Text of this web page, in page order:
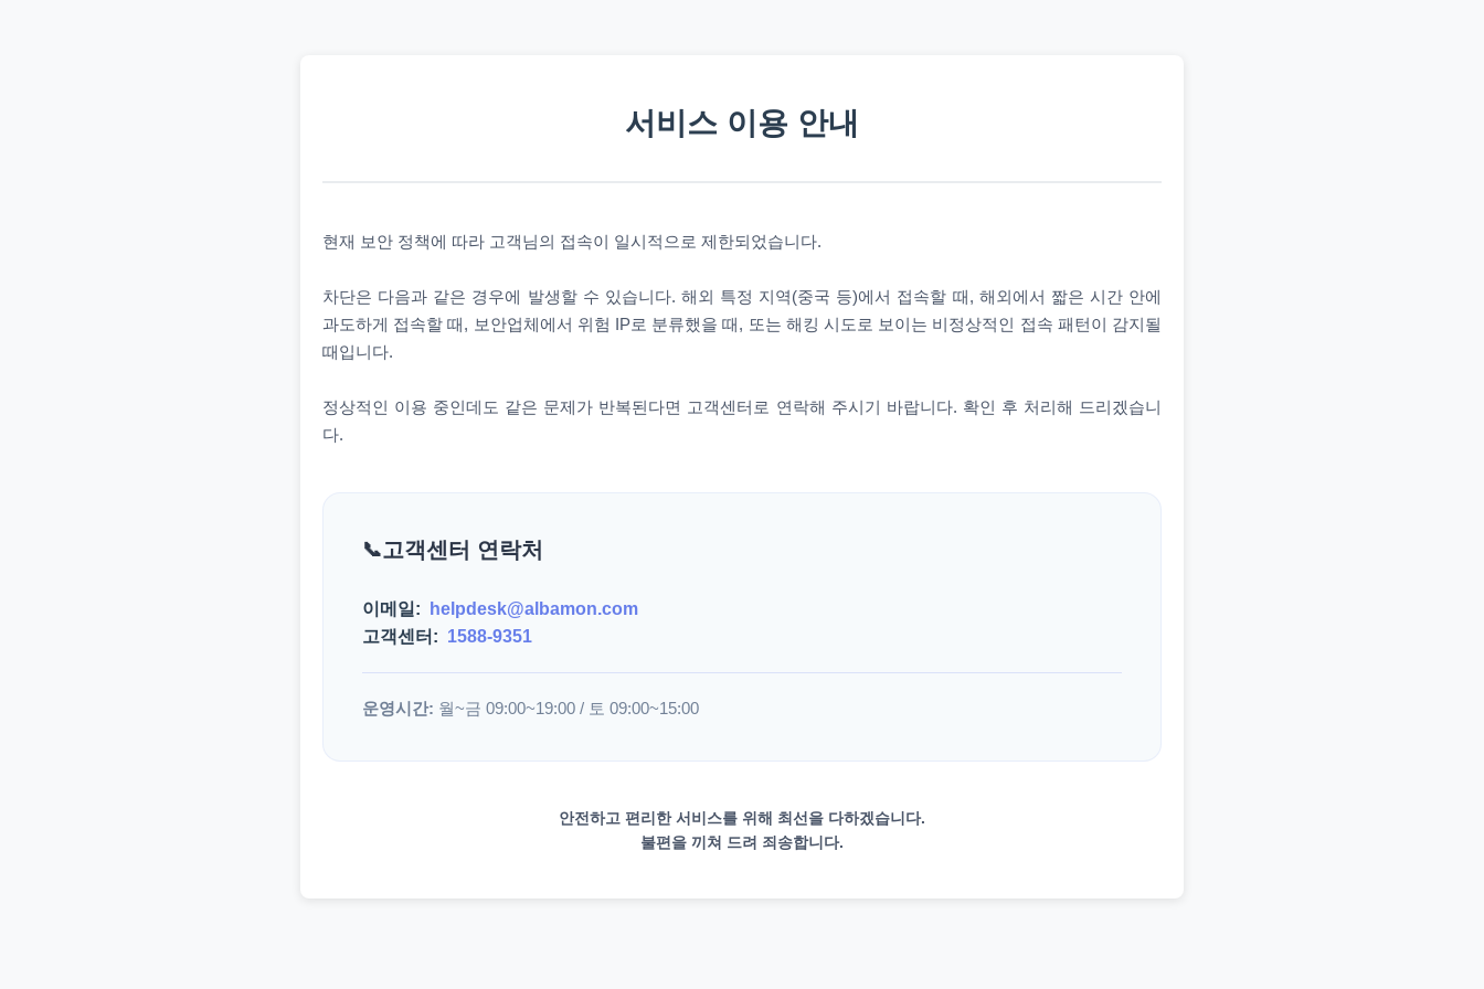
서비스 이용 안내
현재 보안 정책에 따라 고객님의 접속이 일시적으로 제한되었습니다.
차단은 다음과 같은 경우에 발생할 수 있습니다. 해외 특정 지역(중국 등)에서 접속할 때, 해외에서 짧은 시간 안에
과도하게 접속할 때, 보안업체에서 위험 IP로 분류했을 때, 또는 해킹 시도로 보이는 비정상적인 접속 패턴이 감지될
때입니다.
정상적인 이용 중인데도 같은 문제가 반복된다면 고객센터로 연락해 주시기 바랍니다. 확인 후 처리해 드리겠습니
다.
고객센터 연락처
이메일:
helpdesk@albamon.com
고객센터: 1588-9351
운영시간: 월~금 09:00~19:00 / 토 09:00~15:00
안전하고 편리한 서비스를 위해 최선을 다하겠습니다.
불편을 끼쳐 드려 죄송합니다.